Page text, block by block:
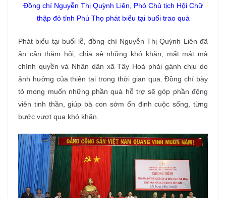
Đồng chí Nguyễn Thị Quỳnh Liên, Phó Chủ tịch Hội Chữ
thập đỏ tỉnh Phú Thọ phát biểu tại buổi trao quà
Phát biểu tại buổi lễ, đồng chí Nguyễn Thị Quỳnh Liên đã
ân cần thăm hỏi, chia sẻ những khó khăn, mất mát mà
chính quyền và Nhân dân xã Tây Hoà phải gánh chịu do
ảnh hưởng của thiên tai trong thời gian qua. Đồng chí bày
tỏ mong muốn những phần quà hỗ trợ sẽ góp phần động
viên tinh thần, giúp bà con sớm ổn định cuộc sống, từng
bước vượt qua khó khăn.